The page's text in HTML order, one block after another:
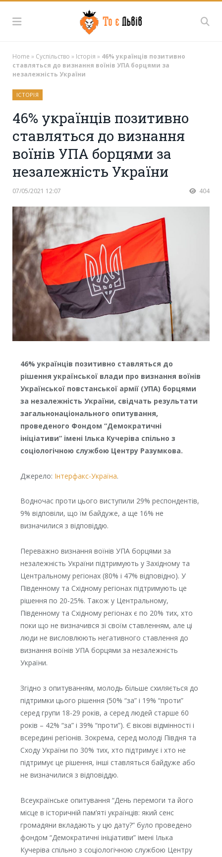
Home » Суспільство » Історія » 46% українців позитивно
ставляться до визнання воїнів УПА борцями за
незалежність України
ІСТОРІЯ
46% українців позитивно
ставляться до визнання
воїнів УПА борцями за
незалежність України
07/05/2021 12:07 404
46% українців позитивно ставляться до
рішення української влади про визнання воїнів
Української повстанської армії (УПА) борцями
за незалежність України, свідчать результати
загальнонаціонального опитування,
проведеного Фондом “Демократичні
ініціативи” імені Ілька Кучеріва спільно з
соціологічною службою Центру Разумкова.
Джерело: Інтерфакс-Україна.
Водночас проти цього виступили 29% респондентів,
9% відповіли, що їм байдуже, а ще 16% не
визначилися з відповіддю.
Переважно визнання воїнів УПА борцями за
незалежність України підтримують у Західному та
Центральному регіонах (80% і 47% відповідно). У
Південному та Східному регіонах підтримують це
рішення по 20-25%. Також у Центральному,
Південному та Східному регіонах є по 20% тих, хто
поки що не визначився зі своїм ставленням, але ці
люди не висловлюють негативного ставлення до
визнання воїнів УПА борцями за незалежність
України.
Згідно з опитуванням, молодь більше схиляється до
підтримки цього рішення (50% “за” і 19% “проти”
серед групи 18-29 років, а серед людей старше 60
років – 42% “за” і 39% “проти”). Є вікові відмінності і
всередині регіонів. Зокрема, серед молоді Півдня та
Сходу України по 30% тих, хто підтримує і хто не
підтримує це рішення, інші ставляться байдуже або
не визначилися з відповіддю.
Всеукраїнське опитування “День перемоги та його
місце в історичній пам’яті українців: який сенс
громадяни вкладають у цю дату?” було проведено
фондом “Демократичні ініціативи” імені Ілька
Кучеріва спільно з соціологічною службою Центру